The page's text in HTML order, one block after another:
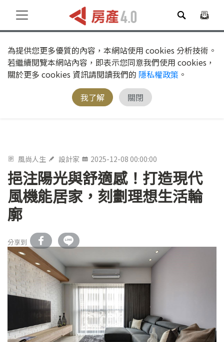
為提供您更多優質的內容，本網站使用 cookies 分析技術。
若繼續閱覽本網站內容，即表示您同意我們使用 cookies，
關於更多 cookies 資訊請閱讀我們的 隱私權政策 。
我了解
關閉
風尚人生 設計家 2025-12-08 00:00:00
挹注陽光與舒適感！打造現代
風機能居家，刻劃理想生活輪
廓
分享到